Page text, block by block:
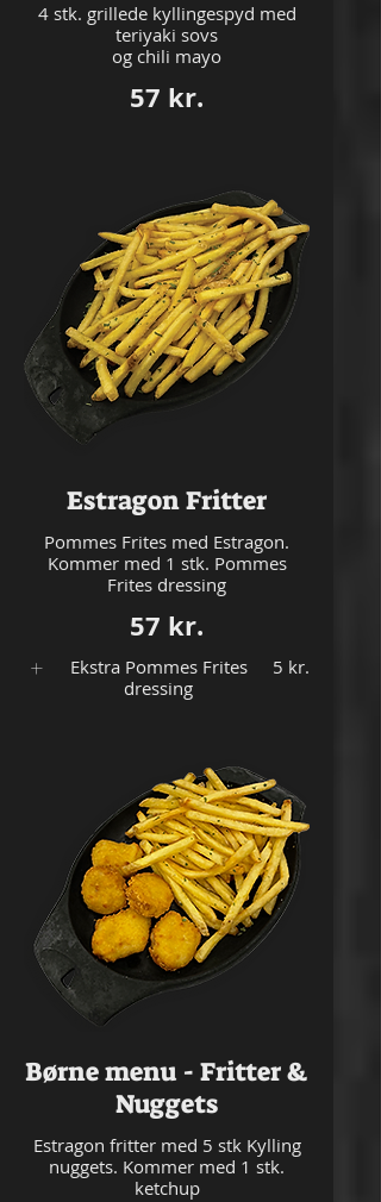
4 stk. grillede kyllingespyd med
teriyaki sovs
57 kr.
Estragon Fritter
Pommes Frites med Estragon.
Kommer med 1 stk. Pommes
Frites dressing
57 kr.
Ekstra Pommes Frites
dressing
5 kr.
Børne menu - Fritter &
Nuggets
Estragon fritter med 5 stk Kylling
nuggets. Kommer med 1 stk.
ketchup